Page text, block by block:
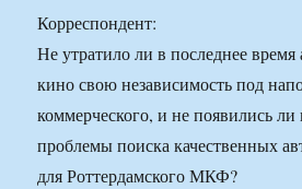
Корреспондент:
Не утратило ли в последнее время
кино свою независимость под
коммерческого, и не появились ли
проблемы поиска качественных
для Роттердамского МКФ?